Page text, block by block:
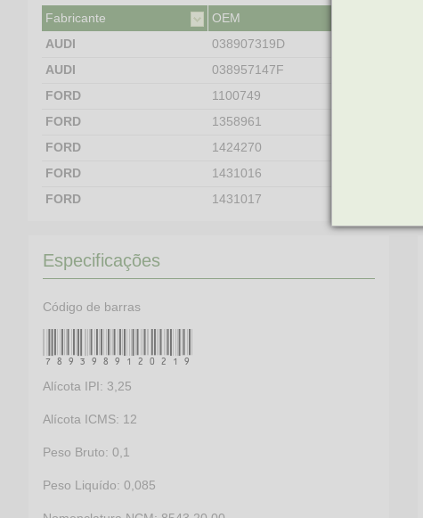
Fabricante
OEM
AUDI
038907319D
AUDI
038957147F
FORD
1100749
FORD
1358961
FORD
1424270
FORD
1431016
FORD
1431017
SEAT
038957147D
SEAT
SEAT
SKODA
SKODA
VOLKSWAGEN
VOLKSWAGEN
Especificações
Código de barras
7893989120219
Alícota IPI: 3,25
Alícota ICMS: 12
Peso Bruto: 0,1
Peso Liquído: 0,085